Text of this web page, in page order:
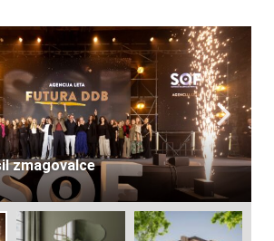
prostor: Strokovni
ogledala za hodnik in